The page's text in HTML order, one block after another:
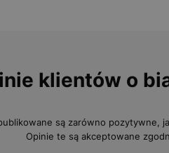
klientów o
są zarówno pozytywne,
Opinie te są akceptowane